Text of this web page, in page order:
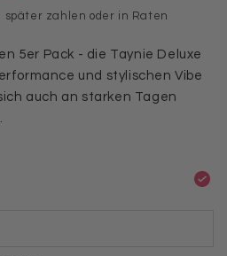
später zahlen oder in Raten
5er Pack - die Taynie Deluxe
und stylischen Vibe
auch an starken Tagen